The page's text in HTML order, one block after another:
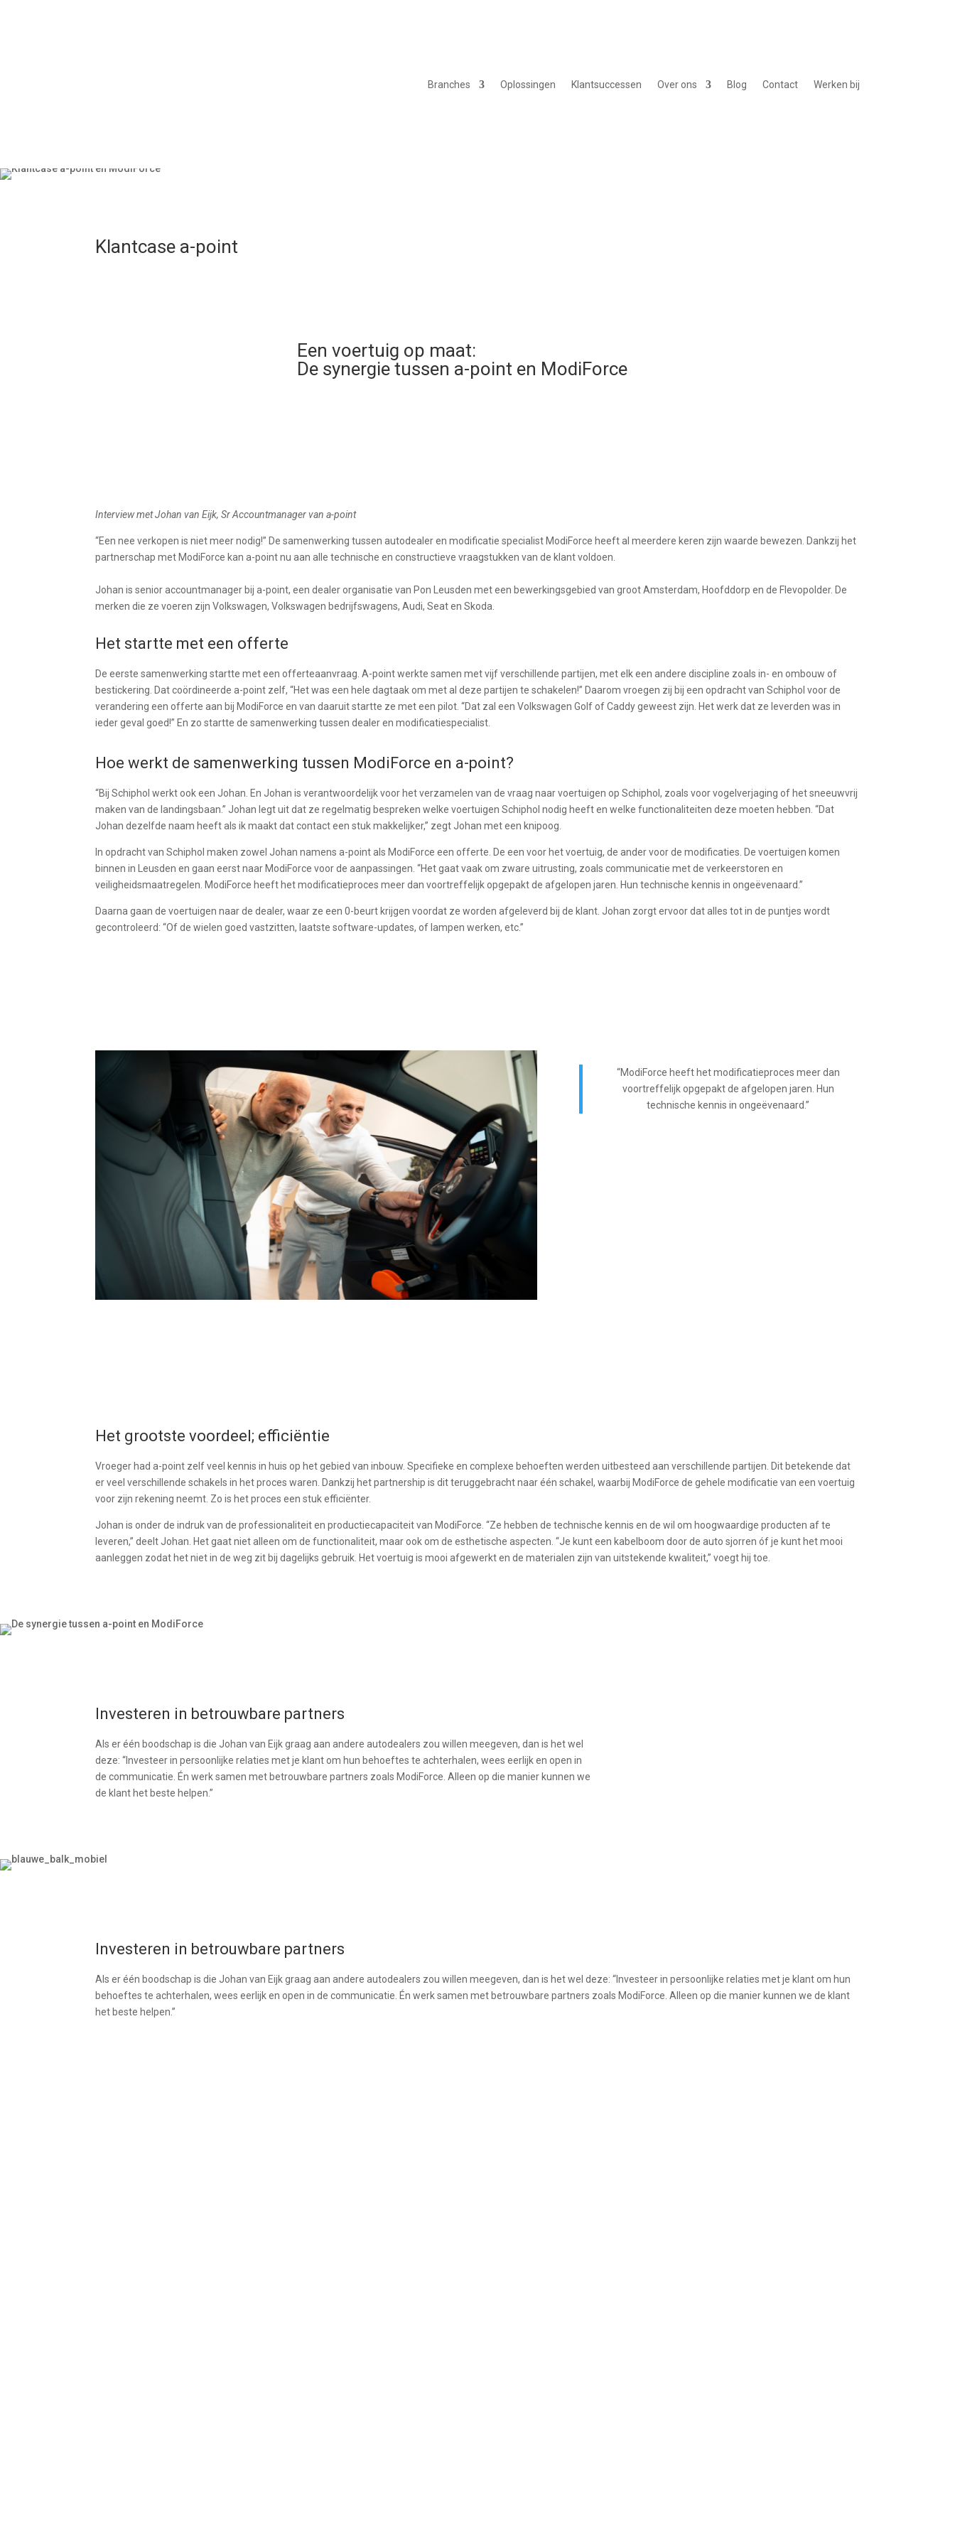
Branches Oplossingen Klantsuccessen Over ons Blog Contact Werken bij
Klantcase a-point
Een voertuig op maat:
De synergie tussen a-point en ModiForce
Interview met Johan van Eijk, Sr Accountmanager van a-point
“Een nee verkopen is niet meer nodig!” De samenwerking tussen autodealer en modificatie specialist ModiForce heeft al meerdere keren zijn waarde bewezen. Dankzij het
partnerschap met ModiForce kan a-pointnuaan alletechnische en constructieve vraagstukkenvan de klantvoldoen.
Johan is senioraccountmanager bij a-point,eendealer organisatie van Pon Leusden met een bewerkingsgebied van grootAmsterdam, Hoofddorp en de Flevopolder. De
merken die ze voeren zijnVolkswagen, Volkswagen bedrijfswagens, Audi, Seat en Skoda
Het startte met een offerte
De eerste samenwerking startte met een offerteaanvraag. A-point werkte samen met vijf verschillende partijen, met elk een andere discipline zoals in- en ombouw of
bestickering. Dat coördineerde a-point zelf, “Het was een hele dagtaak om met al deze partijen te schakelen!” Daarom vroegen zij bij een opdracht van Schiphol voor de
verandering een offerte aan bij ModiForce en van daaruit startte ze met een pilot. “Dat zal een Volkswagen Golf of Caddy geweest zijn. Het werk dat ze leverden was in
ieder geval goed!” En zo startte de samenwerking tussen dealer en modificatiespecialist.
Hoe werkt de samenwerking tussen ModiForce en a-point?
“Bij Schiphol werkt ook een Johan. En Johan is verantwoordelijk voor het verzamelen van de vraag naar voertuigen op Schiphol, zoals voor vogelverjaging of het sneeuwvrij
maken van de landingsbaan.” Johan legt uit dat ze regelmatig bespreken welke voertuigen Schiphol nodig heeft en welke functionaliteiten deze moeten hebben. “Dat
Johan dezelfde naam heeft als ik maakt dat contact een stuk makkelijker,” zegt Johan met een knipoog.
In opdracht van Schiphol maken zowel Johan namens a-point als ModiForce een offerte. De een voor het voertuig, de ander voor de modificaties. De voertuigen komen
binnen in Leusden en gaan eerst naar ModiForce voor de aanpassingen. “Het gaat vaak om zware uitrusting, zoals communicatie met de verkeerstoren en
veiligheidsmaatregelen. ModiForce heeft het modificatieproces meer dan voortreffelijk opgepakt de afgelopen jaren. Hun technische kennis in ongeëvenaard.”
Daarna gaan de voertuigen naar de dealer, waar ze een 0-beurt krijgen voordat ze worden afgeleverd bij de klant. Johan zorgt ervoor dat alles tot in de puntjes wordt
gecontroleerd: “Of de wielen goed vastzitten, laatste software-updates, of lampen werken, etc.”
“ModiForce heeft het modificatieproces meer dan
voortreffelijk opgepakt de afgelopen jaren. Hun
technische kennis in ongeëvenaard.”
Het grootste voordeel; efficiëntie
Vroeger had a-point zelf veel kennis in huis op het gebied van inbouw. Specifieke en complexe behoeften werden uitbesteed aan verschillende partijen. Dit betekende dat
er veel verschillende schakels in het proces waren. Dankzij het partnership is dit teruggebracht naar één schakel, waarbij ModiForce de gehele modificatie van een voertuig
voor zijn rekening neemt. Zo is het proces een stuk efficiënter.
Johan is onder de indruk van de professionaliteit en productiecapaciteit van ModiForce. “Ze hebben de technische kennis en de wil om hoogwaardige producten af te
leveren,” deelt Johan. Het gaat niet alleen om de functionaliteit, maar ook om de esthetische aspecten. “Je kunt een kabelboom door de auto sjorren óf je kunt het mooi
aanleggen zodat het niet in de weg zit bij dagelijks gebruik. Het voertuig is mooi afgewerkt en de materialen zijn van uitstekende kwaliteit,” voegt hij toe.
Investeren in betrouwbare partners
Als er één boodschap is die Johan van Eijk graag aan andere autodealers zou willen meegeven, dan is het wel
deze: “Investeer in persoonlijke relaties met je klant om hun behoeftes te achterhalen, wees eerlijk en open in
de communicatie. Én werk samen met betrouwbare partners zoals ModiForce. Alleen op die manier kunnen we
de klant het beste helpen.”
Investeren in betrouwbare partners
Als er één boodschap is die Johan van Eijk graag aan andere autodealers zou willen meegeven, dan is het wel deze: “Investeer in persoonlijke relaties met je klant om hun
behoeftes te achterhalen, wees eerlijk en open in de communicatie. Én werk samen met betrouwbare partners zoals ModiForce. Alleen op die manier kunnen we de klant
het beste helpen.”